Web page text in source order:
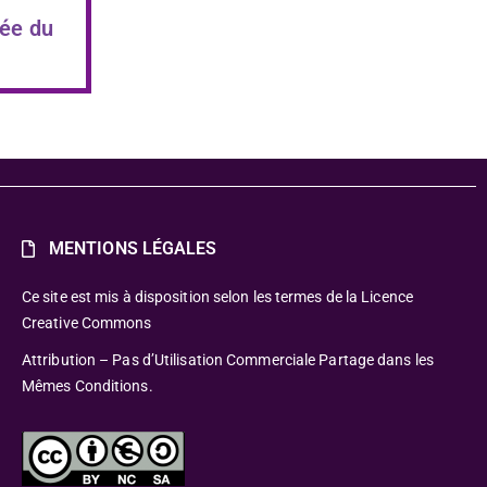
du
MENTIONS LÉGALES
Ce site est mis à disposition selon les termes de la Licence
Creative Commons
Attribution – Pas d’Utilisation Commerciale Partage dans les
Mêmes Conditions.